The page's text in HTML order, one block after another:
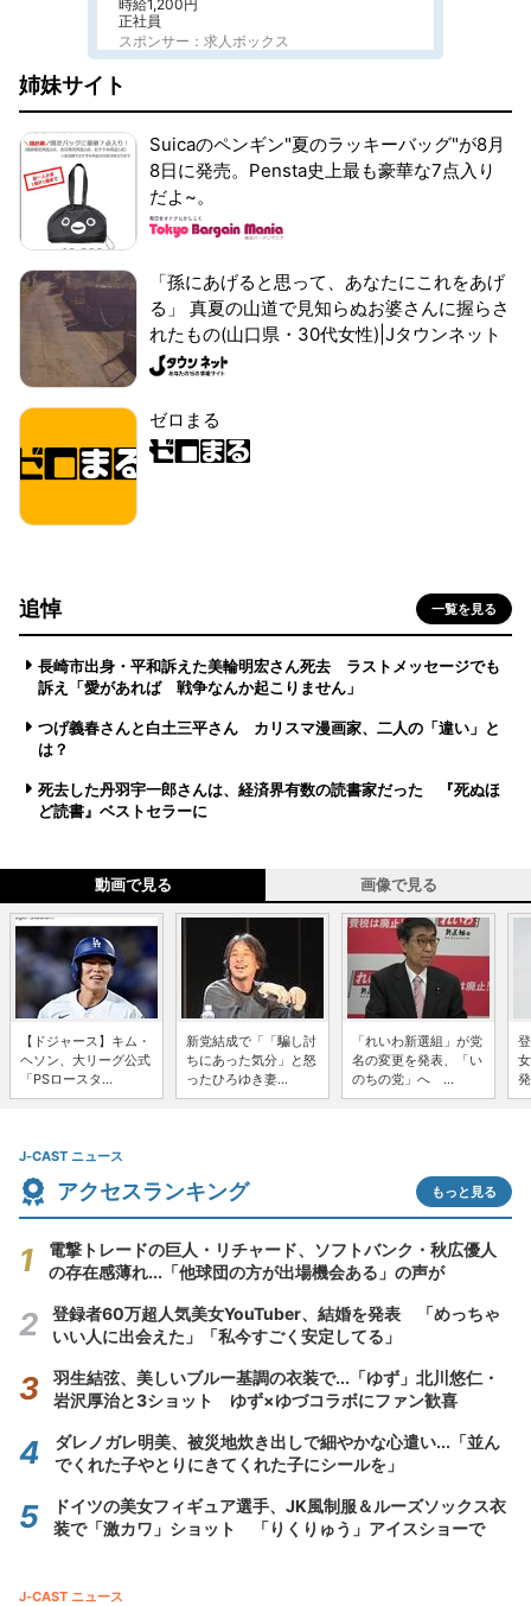
時給1,200円
正社員
スポンサー：求人ボックス
姉妹サイト
Suicaのペンギン"夏のラッキーバッグ"が8月
8日に発売。Pensta史上最も豪華な7点入り
だよ~。
「孫にあげると思って、あなたにこれをあげ
る」 真夏の山道で見知らぬお婆さんに握らさ
れたもの(山口県・30代女性)|Jタウンネット
ゼロまる
追悼 一覧を見る
長崎市出身・平和訴えた美輪明宏さん死去 ラストメッセージでも
訴え「愛があれば 戦争なんか起こりません」
つげ義春さんと白土三平さん カリスマ漫画家、二人の「違い」と
は？
死去した丹羽宇一郎さんは、経済界有数の読書家だった 『死ぬほ
ど読書』ベストセラーに
動画で見る 画像で見る
【ドジャース】キム・
ヘソン、大リーグ公式
「PSロースタ...
新党結成で「「騙し討
ちにあった気分」と怒
ったひろゆき妻...
「れいわ新選組」が党
名の変更を発表、「い
のちの党」へ ...
J-CAST ニュース
アクセスランキング もっと見る
電撃トレードの巨人・リチャード、ソフトバンク・秋広優人
の存在感薄れ...「他球団の方が出場機会ある」の声が
登録者60万超人気美女YouTuber、結婚を発表 「めっちゃ
いい人に出会えた」「私今すごく安定してる」
羽生結弦、美しいブルー基調の衣装で...「ゆず」北川悠仁・
岩沢厚治と3ショット ゆず×ゆづコラボにファン歓喜
ダレノガレ明美、被災地炊き出しで細やかな心遣い...「並ん
でくれた子やとりにきてくれた子にシールを」
ドイツの美女フィギュア選手、JK風制服＆ルーズソックス衣
装で「激カワ」ショット 「りくりゅう」アイスショーで
J-CAST ニュース